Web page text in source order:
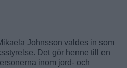
Johnsson valdes in som
Det gör henne till en
inom jord- och